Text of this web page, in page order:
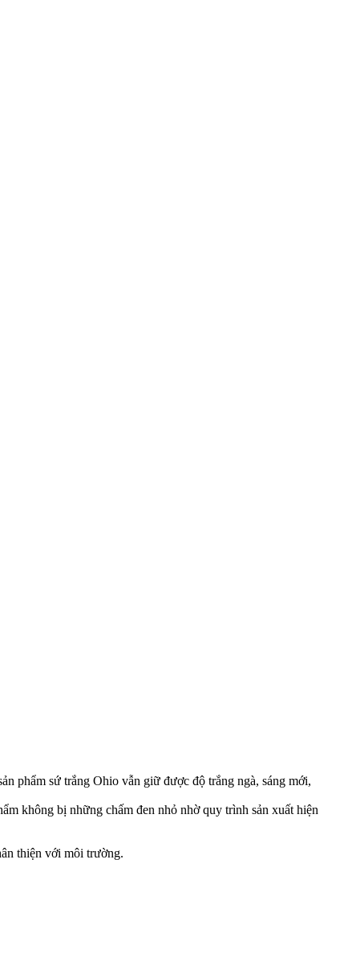
phẩm sứ trắng Ohio vẫn giữ được độ trắng ngà, sáng mới,
không bị những chấm đen nhỏ nhờ quy trình sản xuất hiện
thiện với môi trường.